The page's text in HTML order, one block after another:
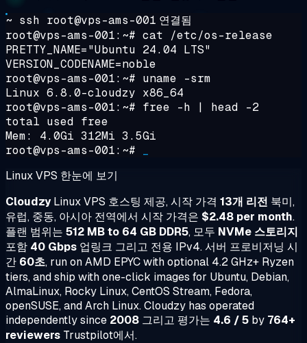
~ ssh root@vps-ams-001 연결됨
root@vps-ams-001:~# cat /etc/os-release
PRETTY_NAME="Ubuntu 24.04 LTS"
VERSION_CODENAME=noble
root@vps-ams-001:~# uname -srm
Linux 6.8.0-cloudzy x86_64
root@vps-ams-001:~# free -h | head -2
total used free
Mem: 4.0Gi 312Mi 3.5Gi
root@vps-ams-001:~#
Linux VPS 한눈에 보기
CloudzyLinux VPS 호스팅 제공, 시작 가격 13개 리전 북미,
유럽, 중동, 아시아 전역에서 시작 가격은 $2.48 per month.
플랜 범위는 512 MB to 64 GB DDR5, 모두 NVMe 스토리지
포함 40 Gbps 업링크 그리고 전용 IPv4. 서버 프로비저닝 시
간 60초, run on AMD EPYC with optional 4.2 GHz+ Ryzen
tiers, and ship with one-click images for Ubuntu, Debian,
AlmaLinux, Rocky Linux, CentOS Stream, Fedora,
openSUSE, and Arch Linux. Cloudzy has operated
independently since 2008 그리고 평가는 4.6 / 5 by 764+
reviewers Trustpilot에서.